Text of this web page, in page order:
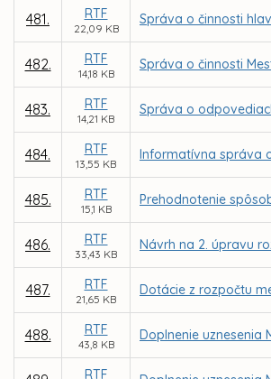
481. RTF
22,09 KB
Správa o činnosti
482. RTF
14,18 KB
Správa o činnosti
483. RTF
14,21 KB
Správa o
484. RTF
13,55 KB
Informatívna správa
485. RTF
15,1 KB
Prehodnotenie
486. RTF
33,43 KB
Návrh na 2. úpravu
487. RTF
21,65 KB
Dotácie z rozpočtu
488. RTF
43,8 KB
Doplnenie uznesenia
RTF